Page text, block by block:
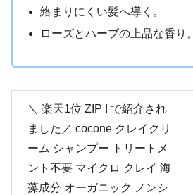
絡まりにくい髪へ導く。
ローズとハーブの上品な香り。
＼ 楽天1位 ZIP ! で紹介され
ました／ cocone クレイクリ
ーム シャンプー トリートメ
ント不要 マイクロ クレイ 海
藻成分 オーガニック ノンシ